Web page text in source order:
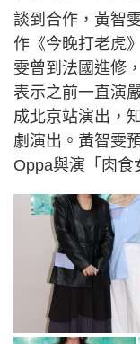
談到合作，黃智
作《今晚打老虎
雯曾到法國進修
表示之前一直演
成北京站演出，
劇演出。黃智雯
Oppa與演「肉食